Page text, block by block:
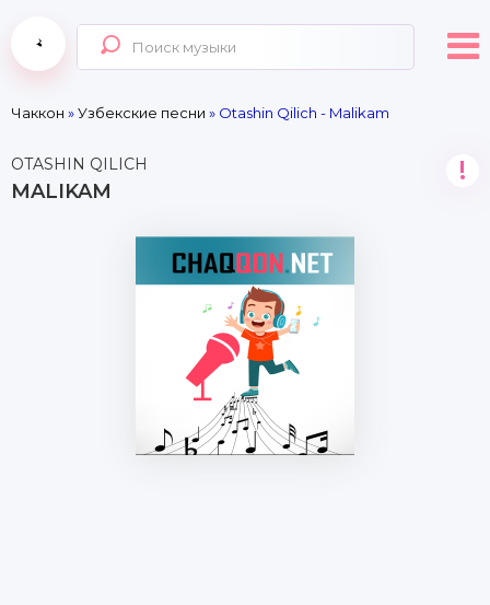
Чаккон »Узбекские песни » Otashin Qilich - Malikam
OTASHIN QILICH
MALIKAM
!